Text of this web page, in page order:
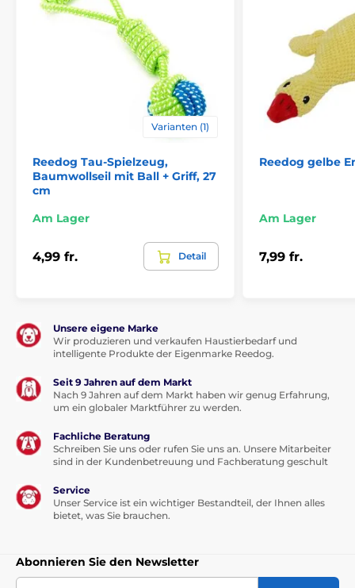
Bietet mentale Stimulation
Ermöglicht dem Hund, selbstständig zu spielen
Es kommt der Gesundheit und Fitness zugute
Es erfordert keine Aufladung oder Batterien
Breite Rille zum Platzieren der Kugel
Nachteile
Auf einem weichen Untergrund kann sich die
Inhalt der Packung
Bitte beachten Sie: Das Bild dient nur zur
Illustration.
Technische Spezifikationen können ohne vorherige
Ankündigung geändert werden. Die Bilder dienen nur
Das Produkt ist in Kategorien eingeteilt
Spielzeug Für Hunde
Varianten (1)
Reedog Tau-Spielzeug,
Baumwollseil mit Ball + Griff, 27
cm
Am Lager
4,99 fr. Detail
Reedog gelbe
Am Lager
7,99 fr.
Unsere eigene Marke
Wir produzieren und verkaufen Haustierbedarf und
intelligente Produkte der Eigenmarke Reedog.
Seit 9 Jahren auf dem Markt
Nach 9 Jahren auf dem Markt haben wir genug Erfahrung,
um ein globaler Marktführer zu werden.
Fachliche Beratung
Schreiben Sie uns oder rufen Sie uns an. Unsere Mitarbeiter
sind in der Kundenbetreuung und Fachberatung geschult
Service
Unser Service ist ein wichtiger Bestandteil, der Ihnen alles
bietet, was Sie brauchen.
Abonnieren Sie den Newsletter